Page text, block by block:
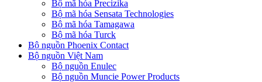
Bộ mã hóa Precizika
Bộ mã hóa Sensata Technologies
Bộ mã hóa Tamagawa
Bộ mã hóa Turck
Bộ nguồn Phoenix Contact
Bộ nguồn Việt Nam
Bộ nguồn Enulec
Bộ nguồn Muncie Power Products